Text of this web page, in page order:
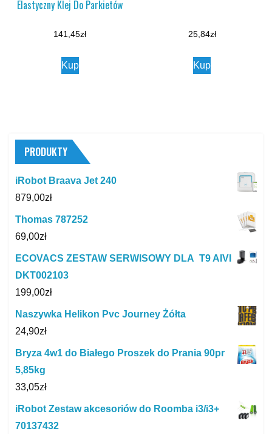
Elastyczny Klej Do Parkietów
141,45zł
Kup
25,84zł
Kup
PRODUKTY
iRobot Braava Jet 240
879,00zł
Thomas 787252
69,00zł
ECOVACS ZESTAW SERWISOWY DLA T9 AIVI
DKT002103
199,00zł
Naszywka Helikon Pvc Journey Żółta
24,90zł
Bryza 4w1 do Białego Proszek do Prania 90pr
5,85kg
33,05zł
iRobot Zestaw akcesoriów do Roomba i3/i3+
70137432